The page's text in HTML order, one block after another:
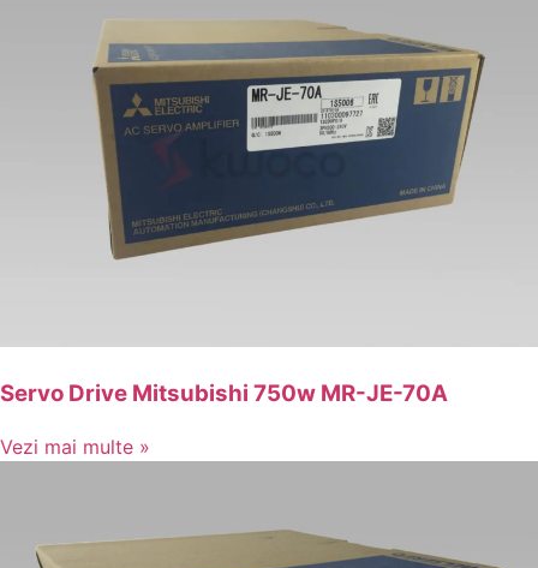
Servo Drive Mitsubishi 750w MR-JE-70A
Vezi mai multe »